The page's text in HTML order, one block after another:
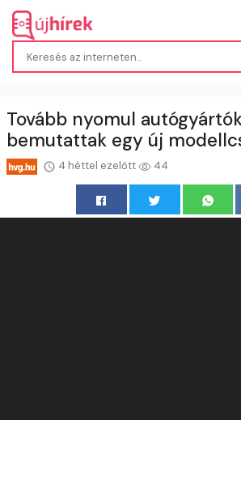
Tovább nyomul
bemutattak egy új
4 héttel ezelőtt 44